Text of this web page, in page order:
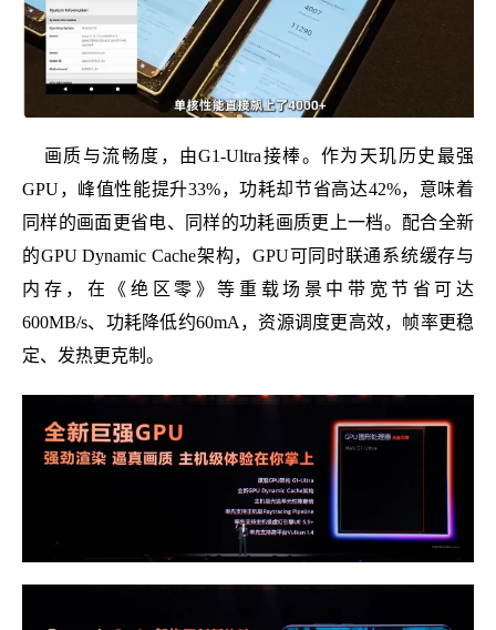
画质与流畅度，由G1-Ultra接棒。作为天玑历史最强
GPU，峰值性能提升33%，功耗却节省高达42%，意味着
同样的画面更省电、同样的功耗画质更上一档。配合全新
的GPU Dynamic Cache架构，GPU可同时联通系统缓存与
内存，在《绝区零》等重载场景中带宽节省可达
600MB/s、功耗降低约60mA，资源调度更高效，帧率更稳
定、发热更克制。